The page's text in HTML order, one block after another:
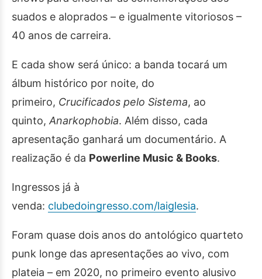
suados e aloprados – e igualmente vitoriosos –
40 anos de carreira.
E cada show será único: a banda tocará um
álbum histórico por noite, do
primeiro, Crucificados pelo Sistema, ao
quinto, Anarkophobia. Além disso, cada
apresentação ganhará um documentário. A
realização é da Powerline Music & Books.
Ingressos já à
venda: clubedoingresso.com/laiglesia.
Foram quase dois anos do antológico quarteto
punk longe das apresentações ao vivo, com
plateia – em 2020, no primeiro evento alusivo